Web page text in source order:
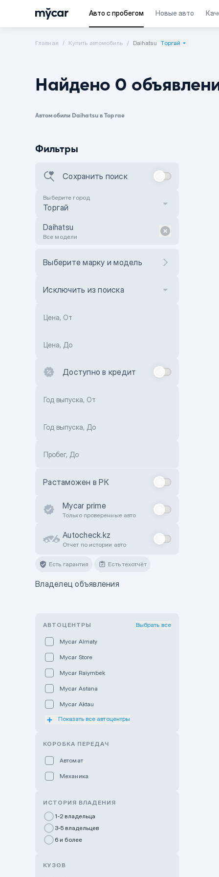
Авто с пробегом Новые авто
Главная Купить автомобиль Daihatsu Торгай
Найдено 0
Автомобили Daihatsu в Торгае
Фильтры
Сохранить поиск
Выберите город
Торгай
Daihatsu
Все модели
Выберите марку и модель
Исключить из поиска
Цена, От
Цена, До
Доступно в кредит
Год выпуска, От
Год выпуска, До
Пробег, До
Растаможен в РК
Mycar prime
Только проверенные авто
Autocheck.kz
Отчет по истории авто
Есть гарантия Есть техотчёт
Владелец объявления
АВТОЦЕНТРЫ Выбрать все
Mycar Almaty
Mycar Store
Mycar Raiymbek
Mycar Astana
Mycar Aktau
Mycar Uralsk
GWM Nurly Zhol
Chery Astana
Показать все автоцентры
КОРОБКА ПЕРЕДАЧ
Автомат
Механика
ИСТОРИЯ ВЛАДЕНИЯ
1-2 владельца
3-5 владельцев
6 и более
КУЗОВ